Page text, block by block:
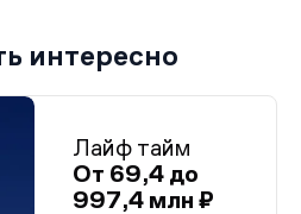
интересно
Лайф тайм
От 69,4 до
997,4 млн ₽